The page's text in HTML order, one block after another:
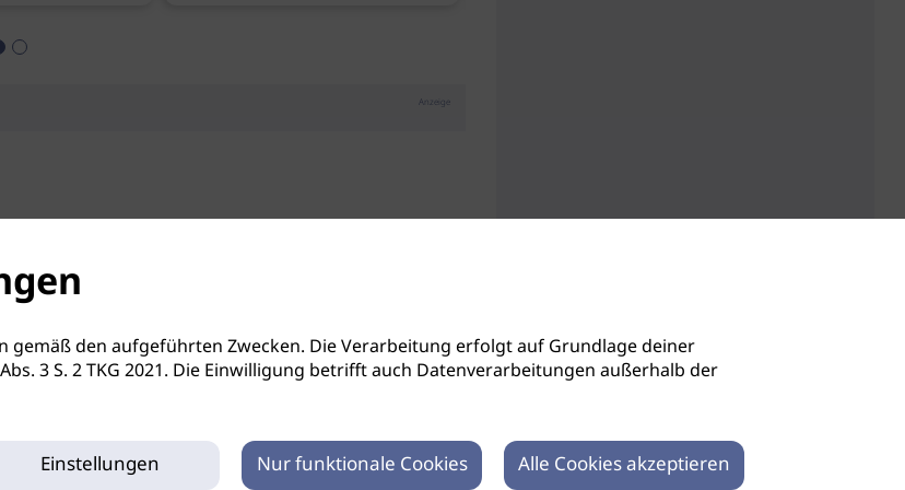
Anzeige
gemäß den aufgeführten Zwecken. Die Verarbeitung erfolgt auf Grundlage deiner
3 S. 2 TKG 2021. Die Einwilligung betrifft auch Datenverarbeitungen außerhalb der
Einstellungen Nur funktionale Cookies Alle Cookies akzeptieren